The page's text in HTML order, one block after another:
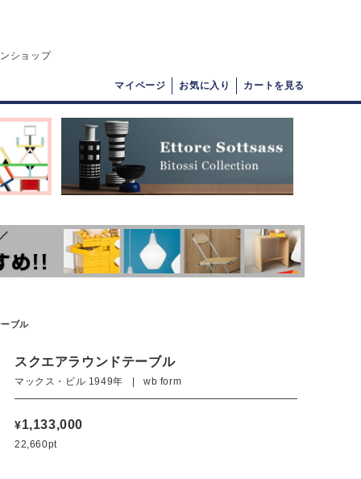
ショップ
マイページ お気に入り カートを見る
ブル
スクエアラウンドテーブル
マックス・ビル 1949年 | wb form
¥1,133,000
22,660pt